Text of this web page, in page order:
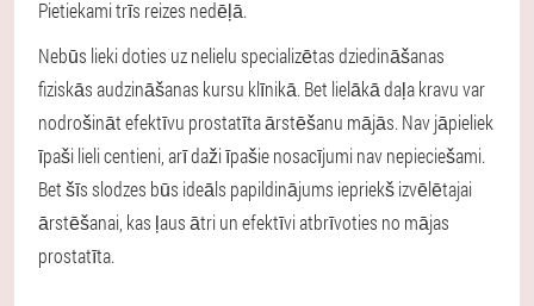
Pietiekami trīs reizes nedēļā.
Nebūs lieki doties uz nelielu specializētas dziedināšanas
fiziskās audzināšanas kursu klīnikā. Bet lielākā daļa kravu var
nodrošināt efektīvu prostatīta ārstēšanu mājās. Nav jāpieliek
īpaši lieli centieni, arī daži īpašie nosacījumi nav nepieciešami.
Bet šīs slodzes būs ideāls papildinājums iepriekš izvēlētajai
ārstēšanai, kas ļaus ātri un efektīvi atbrīvoties no mājas
prostatīta.